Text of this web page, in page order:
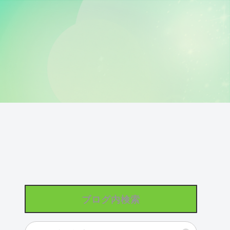
ブログ内検索